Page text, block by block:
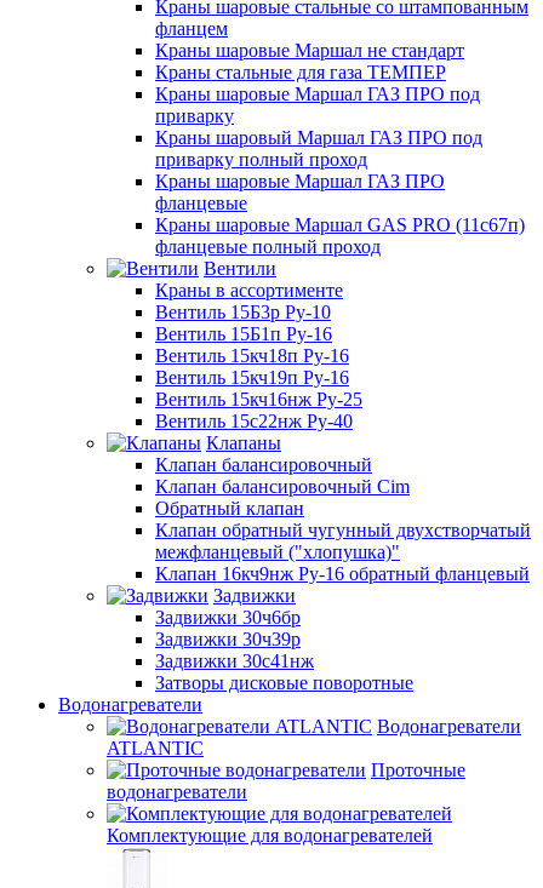
Краны шаровые стальные со штампованным
фланцем
Краны шаровые Маршал не стандарт
Краны стальные для газа ТЕМПЕР
Краны шаровые Маршал ГАЗ ПРО под
приварку
Краны шаровый Маршал ГАЗ ПРО под
приварку полный проход
Краны шаровые Маршал ГАЗ ПРО
фланцевые
Краны шаровые Маршал GAS PRO (11с67п)
фланцевые полный проход
Вентили
Краны в ассортименте
Вентиль 15Б3р Ру-10
Вентиль 15Б1п Ру-16
Вентиль 15кч18п Ру-16
Вентиль 15кч19п Ру-16
Вентиль 15кч16нж Ру-25
Вентиль 15с22нж Ру-40
Клапаны
Клапан балансировочный
Клапан балансировочный Cim
Обратный клапан
Клапан обратный чугунный двухстворчатый
межфланцевый ("хлопушка)"
Клапан 16кч9нж Ру-16 обратный фланцевый
Задвижки
Задвижки 30ч6бр
Задвижки 30ч39р
Задвижки 30с41нж
Затворы дисковые поворотные
Водонагреватели
Водонагреватели
ATLANTIC
Проточные
водонагреватели
Комплектующие для водонагревателей